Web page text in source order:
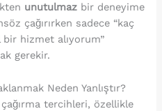
unutulmaz bir deneyime
çağırırken sadece “kaç
bir hizmet alıyorum”
gerekir.
Neden Yanlıştır?
tercihleri, özellikle